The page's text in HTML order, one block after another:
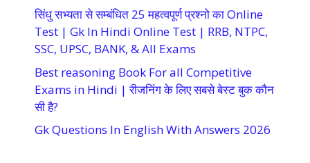
सिंधु सभ्यता से सम्बंधित 25 महत्वपूर्ण प्रश्नो का Online
Test | Gk In Hindi Online Test | RRB, NTPC,
SSC, UPSC, BANK, & All Exams
Best reasoning Book For all Competitive
Exams in Hindi | रीजनिंग के लिए सबसे बेस्ट बुक कौन
सी है?
Gk Questions In English With Answers 2026